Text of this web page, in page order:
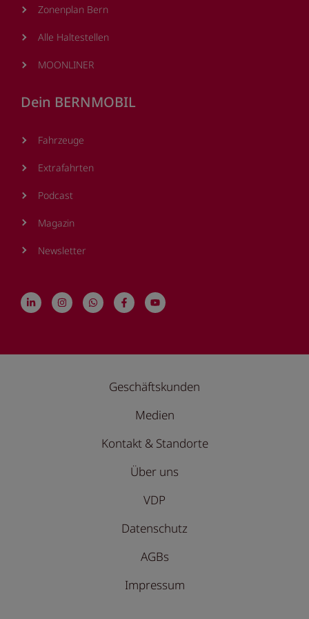
Zonenplan Bern
Alle Haltestellen
MOONLINER
Dein BERNMOBIL
Fahrzeuge
Extrafahrten
Podcast
Magazin
Newsletter
Geschäftskunden
Medien
Kontakt & Standorte
Über uns
VDP
Datenschutz
AGBs
Impressum